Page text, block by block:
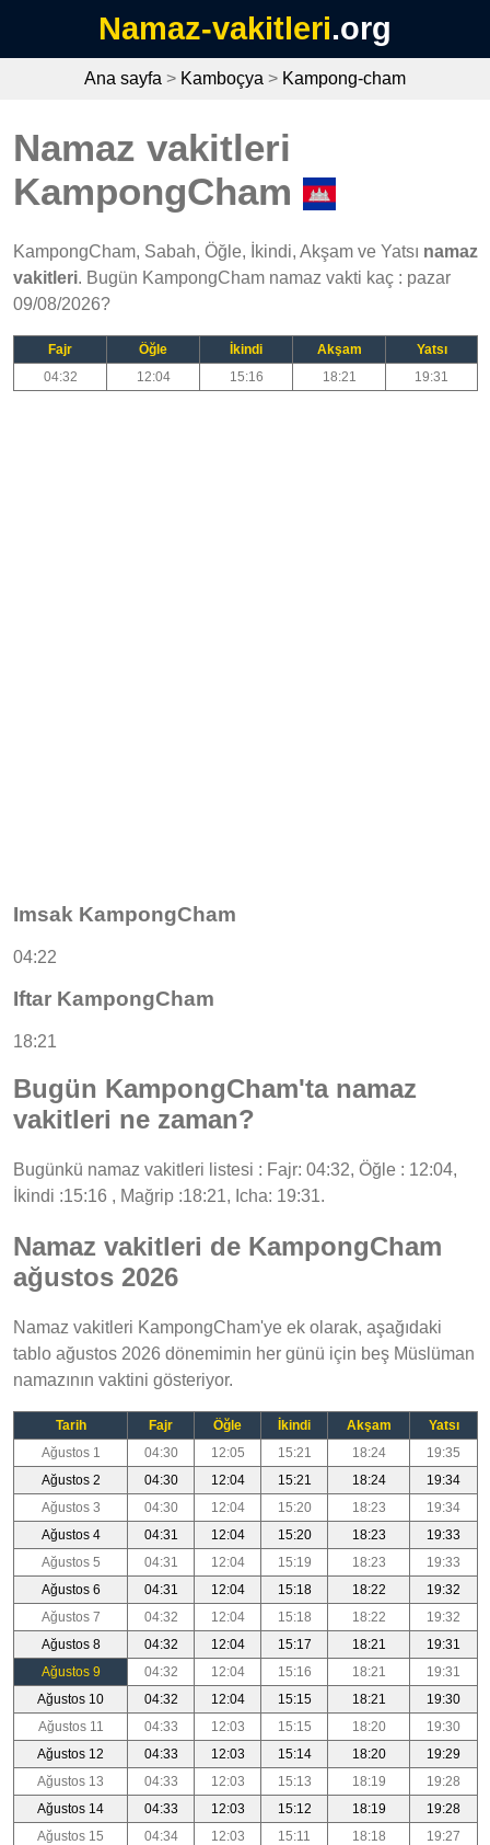
Namaz-vakitleri.org
Ana sayfa > Kamboçya > Kampong-cham
Namaz vakitleri
KampongCham
KampongCham, Sabah, Öğle, İkindi, Akşam ve Yatsı namaz
vakitleri. Bugün KampongCham namaz vakti kaç : pazar
09/08/2026?
Fajr Öğle İkindi Akşam
Yatsı
04:32
12:04 15:16 18:21 19:31
Imsak KampongCham
04:22
Iftar KampongCham
18:21
Bugün KampongCham'ta namaz
vakitleri ne zaman?
Bugünkü namaz vakitleri listesi : Fajr: 04:32, Öğle : 12:04,
İkindi :15:16 , Mağrip :18:21, Icha: 19:31.
Namaz vakitleri de KampongCham
ağustos 2026
Namaz vakitleri KampongCham'ye ek olarak, aşağıdaki
tablo ağustos 2026 dönemimin her günü için beş Müslüman
namazının vaktini gösteriyor.
Tarih Fajr Öğle İkindi Akşam
Yatsı
Ağustos 1
04:30 12:05 15:21 18:24
19:35
Ağustos 2
04:30 12:04 15:21 18:24
19:34
Ağustos 3
04:30 12:04 15:20 18:23
19:34
Ağustos 4
04:31 12:04 15:20 18:23
19:33
Ağustos 5
04:31 12:04 15:19 18:23
19:33
Ağustos 6
04:31 12:04 15:18 18:22
19:32
Ağustos 7
04:32 12:04 15:18 18:22
19:32
Ağustos 8
04:32 12:04 15:17 18:21
19:31
Ağustos 9
04:32 12:04 15:16 18:21
19:31
Ağustos 10
04:32 12:04 15:15 18:21
19:30
Ağustos 11
04:33 12:03 15:15 18:20
19:30
Ağustos 12
04:33 12:03 15:14 18:20
19:29
Ağustos 13
04:33 12:03 15:13 18:19
19:28
Ağustos 14
04:33 12:03 15:12 18:19
19:28
Ağustos 15
04:34 12:03 15:11 18:18
19:27